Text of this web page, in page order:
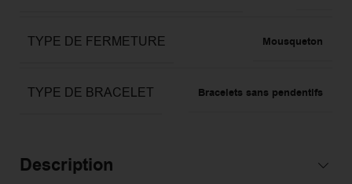
TYPE DE FERMETURE Mousqueton
TYPE DE BRACELET Bracelets sans pendentifs
Description